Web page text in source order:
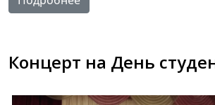
Концерт на День